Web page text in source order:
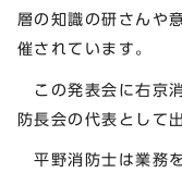
層の知識の研さんや
催されています。
この発表会に右京
防長会の代表として
平野消防士は業務